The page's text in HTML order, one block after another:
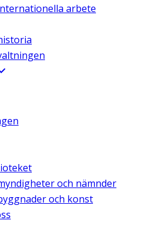
arbete
och nämnder
och konst